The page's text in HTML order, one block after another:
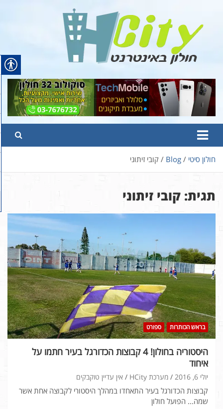
content
Hcity – חולון באינטרנט
פורטל החדשות והמידע של חולון
חולון סיטי Blog קובי זיתוני
תגית: קובי זיתוני
בראש הכותרות ספורט
היסטוריה בחולון! 4 קבוצות הכדורגל בעיר חתמו על
איחוד
יולי 6, 2016 מערכת HCity אין עדיין טוקבקים
קבוצות הכדורגל בעיר התאחדו במהלך היסטורי לקבוצה אחת אשר
שמה... הפועל חולון